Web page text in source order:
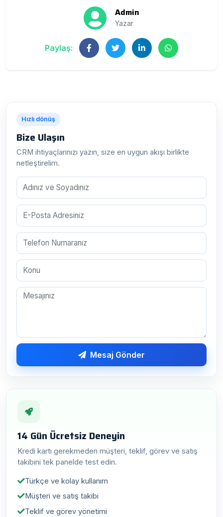
Admin
Yazar
Paylaş:
Hızlı dönüş
Bize Ulaşın
CRM ihtiyaçlarınızı yazın, size en uygun akışı birlikte
netleştirelim.
Mesaj Gönder
14 Gün Ücretsiz Deneyin
Kredi kartı gerekmeden müşteri, teklif, görev ve satış
takibini tek panelde test edin.
Türkçe ve kolay kullanım
Müşteri ve satış takibi
Teklif ve görev yönetimi